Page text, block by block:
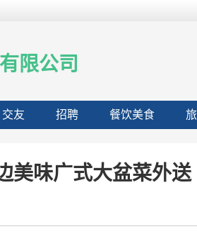
限公司
交友 招聘 餐饮美食
美味广式大盆菜外送